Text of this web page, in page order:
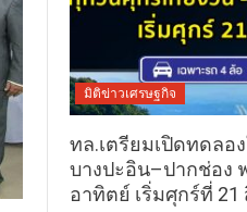
มิติข่าวเศรษฐกิจ
ทล.เตรียมเปิดทดลอ
บางปะอิน–ปากช่อง
อาทิตย์ เริ่มศุกร์ที่ 21